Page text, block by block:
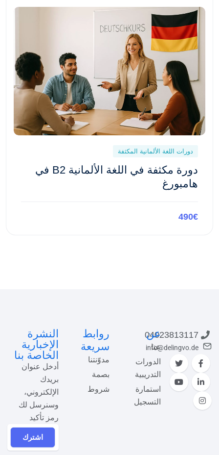
دورات اللغة الألمانية المكثفة
دورة مكثفة في اللغة الألمانية B2 في
هامبورغ
490€
04023813117
info@delingvo.de
عن
عنا
الدورات
التدريبية
استمارة
التسجيل
روابط
سريعة
مدوّنتنا
بصمة
شروط
النشرة
الإخبارية
الخاصة بنا
أدخل عنوان
بريدك
الإلكتروني،
وسنرسل لك
رمز تأكيد
اشترك